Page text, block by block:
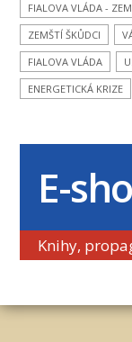
FIALOVA VLÁDA -
ZEMŠTÍ ŠKŮDCI
FIALOVA VLÁDA
ENERGETICKÁ KRIZE
E-
Knihy,